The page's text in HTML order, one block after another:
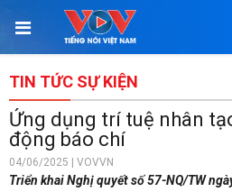
TIN TỨC SỰ KIỆN
Ứng dụng trí tuệ nhân
động báo chí
04/06/2025 | VOVVN
Triển khai Nghị quyết số 57-NQ/TW